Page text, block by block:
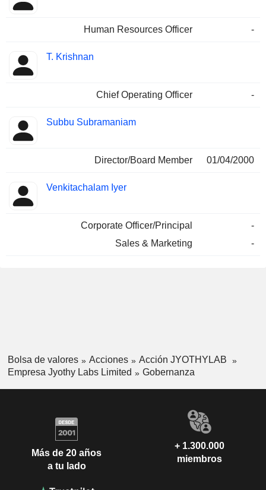
Human Resources Officer -
T. Krishnan
Chief Operating Officer -
Subbu Subramaniam
Director/Board Member 01/04/2000
Venkitachalam Iyer
Corporate Officer/Principal
-
Sales & Marketing
-
Bolsa de valores Acciones
Acción JYOTHYLAB
Empresa Jyothy Labs Limited
Gobernanza
Más de 20 años
a tu lado
+ 1.300.000
miembros